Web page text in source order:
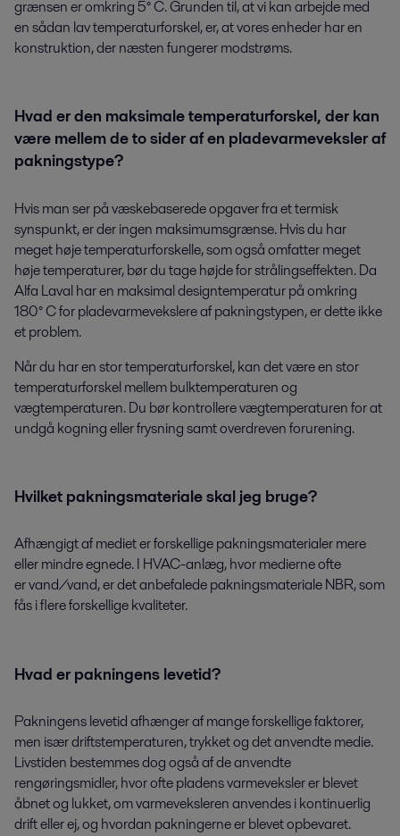
grænsen er omkring 5° C. Grunden til, at vi kan arbejde med
en sådan lav temperaturforskel, er, at vores enheder har en
konstruktion, der næsten fungerer modstrøms.
Hvad er den maksimale temperaturforskel, der kan
være mellem de to sider af en pladevarmeveksler af
pakningstype?
Hvis man ser på væskebaserede opgaver fra et termisk
synspunkt, er der ingen maksimumsgrænse. Hvis du har
meget høje temperaturforskelle, som også omfatter meget
høje temperaturer, bør du tage højde for strålingseffekten. Da
Alfa Laval har en maksimal designtemperatur på omkring
180° C for pladevarmevekslere af pakningstypen, er dette ikke
et problem.
Når du har en stor temperaturforskel, kan det være en stor
temperaturforskel mellem bulktemperaturen og
vægtemperaturen. Du bør kontrollere vægtemperaturen for at
undgå kogning eller frysning samt overdreven forurening.
Hvilket pakningsmateriale skal jeg bruge?
Afhængigt af mediet er forskellige pakningsmaterialer mere
eller mindre egnede. I HVAC-anlæg, hvor medierne ofte
er vand/vand, er det anbefalede pakningsmateriale NBR, som
fås i flere forskellige kvaliteter.
Hvad er pakningens levetid?
Pakningens levetid afhænger af mange forskellige faktorer,
men især driftstemperaturen, trykket og det anvendte medie.
Livstiden bestemmes dog også af de anvendte
rengøringsmidler, hvor ofte pladens varmeveksler er blevet
åbnet og lukket, om varmeveksleren anvendes i kontinuerlig
drift eller ej, og hvordan pakningerne er blevet opbevaret.